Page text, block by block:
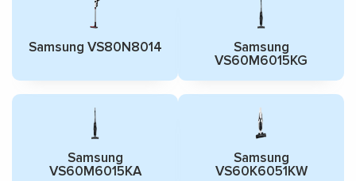
Samsung VS80N8014
Samsung
VS60M6015KG
Samsung
VS60M6015KA
Samsung
VS60K6051KW